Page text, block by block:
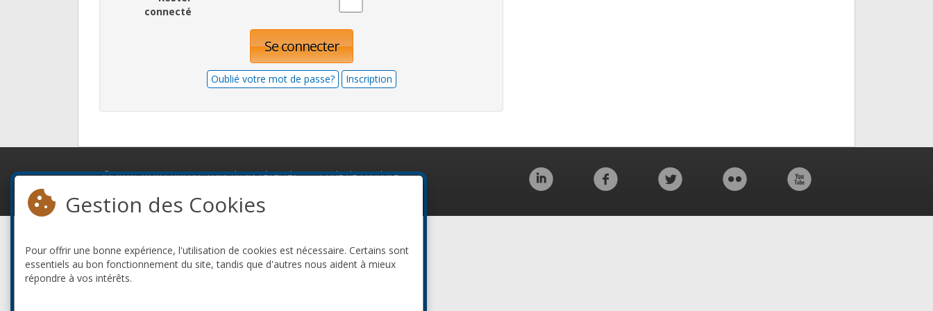
connecté
Se connecter
Oublié votre mot de passe? Inscription
© 2010-2026 ConFoo. Tous droits réservés. Code de conduite
Gestion des Cookies
Pour offrir une bonne expérience, l'utilisation de cookies est nécessaire. Certains sont
essentiels au bon fonctionnement du site, tandis que d'autres nous aident à mieux
répondre à vos intérêts.